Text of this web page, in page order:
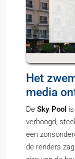
Het
media
De Sky Pool
verhoogd,
een
de renders